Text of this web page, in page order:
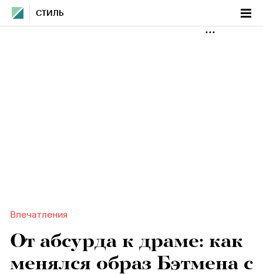
СТИЛЬ
Впечатления
От абсурда к драме: как
менялся образ Бэтмена с